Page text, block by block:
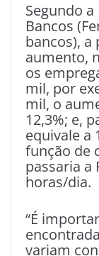
Segundo
Bancos
bancos),
aumento,
os
mil, por
mil, o
12,3%; e,
equivale a
função de
passaria a
horas/dia.
“É
variam